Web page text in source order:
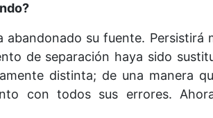
su fuente. Persistirá
de separación haya sido
distinta; de una manera
con todos sus errores.